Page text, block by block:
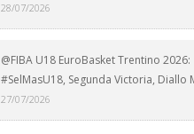
28/07/2026
@FIBA U18 EuroBasket Trentino 2026:
#SelMasU18, Segunda Victoria, Diallo
27/07/2026